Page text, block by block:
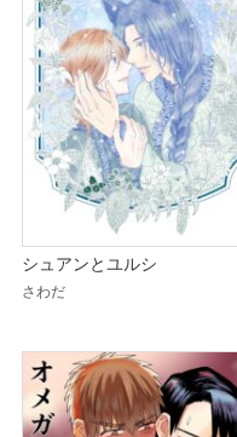
シュアンとユルシ
さわだ